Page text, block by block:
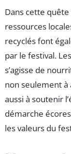
Dans cette
ressources
recyclés font
par le festival.
s’agisse de
non seulement à
aussi à soutenir
démarche
les valeurs du